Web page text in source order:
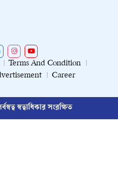
Terms And Condition
Career
স্বত্বাধিকার সংরক্ষিত